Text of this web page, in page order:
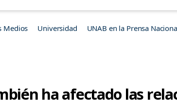
Medios Universidad UNAB en la Prensa
ha afectado las